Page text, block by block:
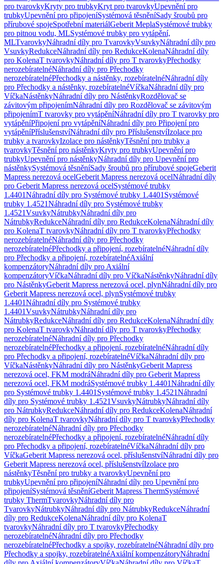
pro tvarovkyKryty pro trubkyKryt pro tvarovkyUpevnění pro
trubkyUpevnění pro připojeníSystémová těsněníSady šroubů pro
přírubové spojeSpotřební materiálGeberit MeplaSystémové trubky
pro pitnou vodu, MLSystémové trubky pro vytápění,
MLTvarovkyNáhradní díly pro TvarovkyVsuvkyNáhradní díly pro
VsuvkyRedukceNáhradní díly pro RedukceKolenaNáhradní díly
pro KolenaT tvarovkyNáhradní díly pro T tvarovkyPřechodky
nerozebíratelnéNáhradní díly pro Přechodky
nerozebíratelnéPřechodky a nástěnky, rozebíratelnéNáhradní díly
pro Přechodky a nástěnky, rozebíratelnéVíčkaNáhradní díly pro
VíčkaNástěnkyNáhradní díly pro NástěnkyRozdělovač se
závitovým připojenímNáhradní díly pro Rozdělovač se závitovým
připojenímT tvarovky pro vytápěníNáhradní díly pro T tvarovky pro
vytápěníPřipojení pro vytápěníNáhradní díly pro Připojení pro
vytápěníPříslušenstvíNáhradní díly pro PříslušenstvíIzolace pro
trubky a tvarovkyIzolace pro nástěnkyTěsnění pro trubky a
tvarovkyTěsnění pro nástěnkyKryty pro trubkyUpevnění pro
trubkyUpevnění pro nástěnkyNáhradní díly pro Upevnění pro
nástěnkySystémová těsněníSady šroubů pro přírubové spojeGeberit
Mapress nerezová ocelGeberit Mapress nerezová ocelNáhradní díly
pro Geberit Mapress nerezová ocelSystémové trubky
1.4401Náhradní díly pro Systémové trubky 1.4401 Systémové
trubky 1.4521Náhradní díly pro Systémové trubky
1.4521VsuvkyNátrubkyNáhradní díly pro
NátrubkyRedukceNáhradní díly pro RedukceKolenaNáhradní díly
pro KolenaT tvarovkyNáhradní díly pro T tvarovkyPřechodky
nerozebíratelnéNáhradní díly pro Přechodky
nerozebíratelnéPřechodky a připojení, rozebíratelnéNáhradní díly
pro Přechodky a připojení, rozebíratelnéAxiální
kompenzátoryNáhradní díly pro Axiální
kompenzátoryVíčkaNáhradní díly pro VíčkaNástěnkyNáhradní díly
pro NástěnkyGeberit Mapress nerezová ocel, plynNáhradní díly pro
Geberit Mapress nerezová ocel, plynSystémové trubky
1.4401Náhradní díly pro Systémové trubky
1.4401VsuvkyNátrubkyNáhradní díly pro
NátrubkyRedukceNáhradní díly pro RedukceKolenaNáhradní díly
pro KolenaT tvarovkyNáhradní díly pro T tvarovkyPřechodky
nerozebíratelnéNáhradní díly pro Přechodky
nerozebíratelnéPřechodky a připojení, rozebíratelnéNáhradní díly
pro Přechodky a připojení, rozebíratelnéVíčkaNáhradní díly pro
VíčkaNástěnkyNáhradní díly pro NástěnkyGeberit Mapress
nerezová ocel, FKM modráNáhradní díly pro Geberit Mapress
nerezová ocel, FKM modráSystémové trubky 1.4401Náhradní díly
pro Systémové trubky 1.4401 Systémové trubky 1.4521Náhradní
díly pro Systémové trubky 1.4521VsuvkyNátrubkyNáhradní díly
pro NátrubkyRedukceNáhradní díly pro RedukceKolenaNáhradní
díly pro KolenaT tvarovkyNáhradní díly pro T tvarovkyPřechodky
nerozebíratelnéNáhradní díly pro Přechodky
nerozebíratelnéPřechodky a připojení, rozebíratelnéNáhradní díly
pro Přechodky a připojení, rozebíratelnéVíčkaNáhradní díly pro
VíčkaGeberit Mapress nerezová ocel, příslušenstvíNáhradní díly pro
Geberit Mapress nerezová ocel, příslušenstvíIzolace pro
nástěnkyTěsnění pro trubky a tvarovkyUpevnění pro
trubkyUpevnění pro připojeníNáhradní díly pro Upevnění pro
připojeníSystémová těsněníGeberit Mapress ThermSystémové
trubky ThermTvarovkyNáhradní díly pro
TvarovkyNátrubkyNáhradní díly pro NátrubkyRedukceNáhradní
díly pro RedukceKolenaNáhradní díly pro KolenaT
tvarovkyNáhradní díly pro T tvarovkyPřechodky
nerozebíratelnéNáhradní díly pro Přechodky
nerozebíratelnéPřechodky a spojky, rozebíratelnéNáhradní díly pro
Přechodky a spojky, rozebíratelnéAxiální kompenzátoryNáhradní